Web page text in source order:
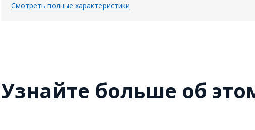
Смотреть полные характеристики
Узнайте больше об